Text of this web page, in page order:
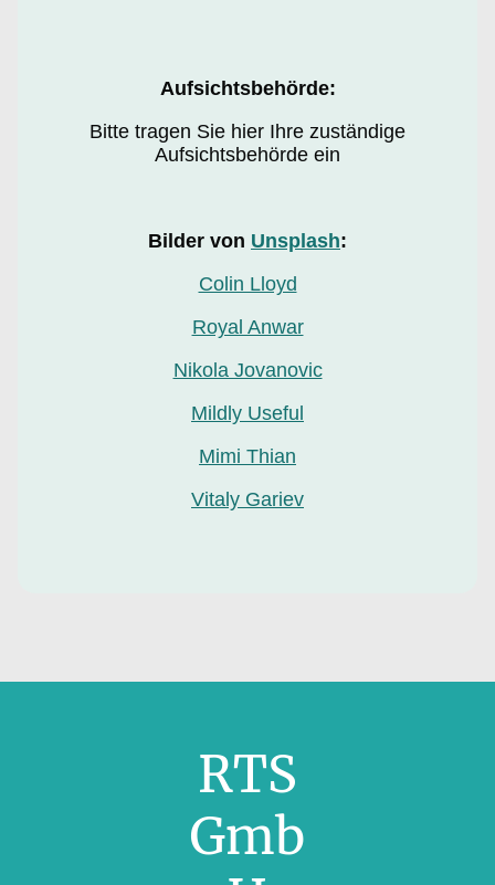
Aufsichtsbehörde:
Bitte tragen Sie hier Ihre zuständige
Aufsichtsbehörde ein
Bilder von Unsplash:
Colin Lloyd
Royal Anwar
Nikola Jovanovic
Mildly Useful
Mimi Thian
Vitaly Gariev
RTS
Gmb